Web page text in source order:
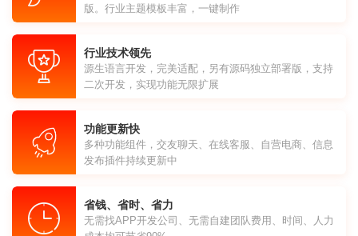
版。行业主题模板丰富，一键制作
行业技术领先
源生语言开发，完美适配，另有源码独立部署版，支持
二次开发，实现功能无限扩展
功能更新快
多种功能组件，交友聊天、在线客服、自营电商、信息
发布插件持续更新中
省钱、省时、省力
无需找APP开发公司、无需自建团队费用、时间、人力